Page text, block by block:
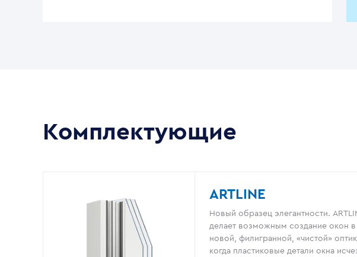
Комплектующие
ARTLINE
Новый образец элегантности.
делает возможным создание окон в
новой, филигранной, «чистой»
когда пластиковые детали окна